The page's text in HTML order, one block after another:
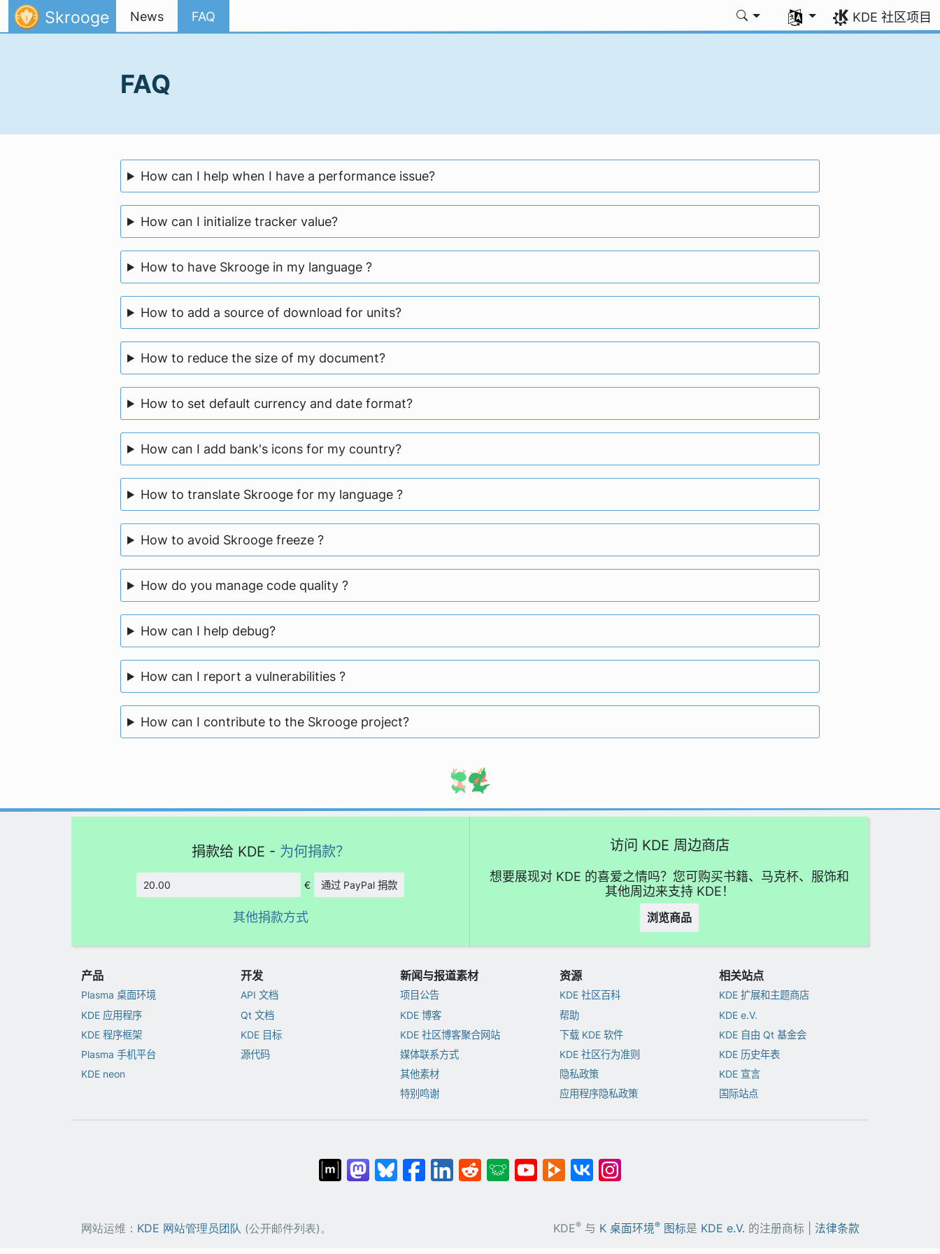
跳至内容Skrooge News FAQ
选择您的语言
KDE 社区项目
FAQ
How can I help when I have a performance issue?
How can I initialize tracker value?
How to have Skrooge in my language ?
How to add a source of download for units?
How to reduce the size of my document?
How to set default currency and date format?
How can I add bank's icons for my country?
How to translate Skrooge for my language ?
How to avoid Skrooge freeze ?
How do you manage code quality ?
How can I help debug?
How can I report a vulnerabilities ?
How can I contribute to the Skrooge project?
捐款给 KDE - 为何捐款？
€ 通过 PayPal 捐款
其他捐款方式
访问 KDE 周边商店
想要展现对 KDE 的喜爱之情吗？您可购买书籍、马克杯、服饰和
其他周边来支持 KDE！
浏览商品
产品
Plasma 桌面环境
KDE 应用程序
KDE 程序框架
Plasma 手机平台
KDE neon
开发
API 文档
Qt 文档
KDE 目标
源代码
新闻与报道素材
项目公告
KDE 博客
KDE 社区博客聚合网站
媒体联系方式
其他素材
特别鸣谢
资源
KDE 社区百科
帮助
下载 KDE 软件
KDE 社区行为准则
隐私政策
应用程序隐私政策
相关站点
KDE 扩展和主题商店
KDE e.V.
KDE 自由 Qt 基金会
KDE 历史年表
KDE 宣言
国际站点
网站运维： KDE 网站管理员团队 (公开邮件列表)。 KDE®与 K 桌面环境®图标是 KDE e.V. 的注册商标 | 法律条款